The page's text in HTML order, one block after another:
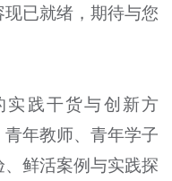
现已就绪，期待与您
实践干货与创新方
年教师、青年学子
鲜活案例与实践探